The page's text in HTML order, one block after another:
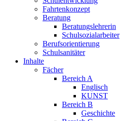
Fahrtenkonzept
Beratung
Beratungslehrerin
Schulsozialarbeiter
Berufsorientierung
Schulsanitäter
Inhalte
Fächer
Bereich A
Englisch
KUNST
Bereich B
Geschichte